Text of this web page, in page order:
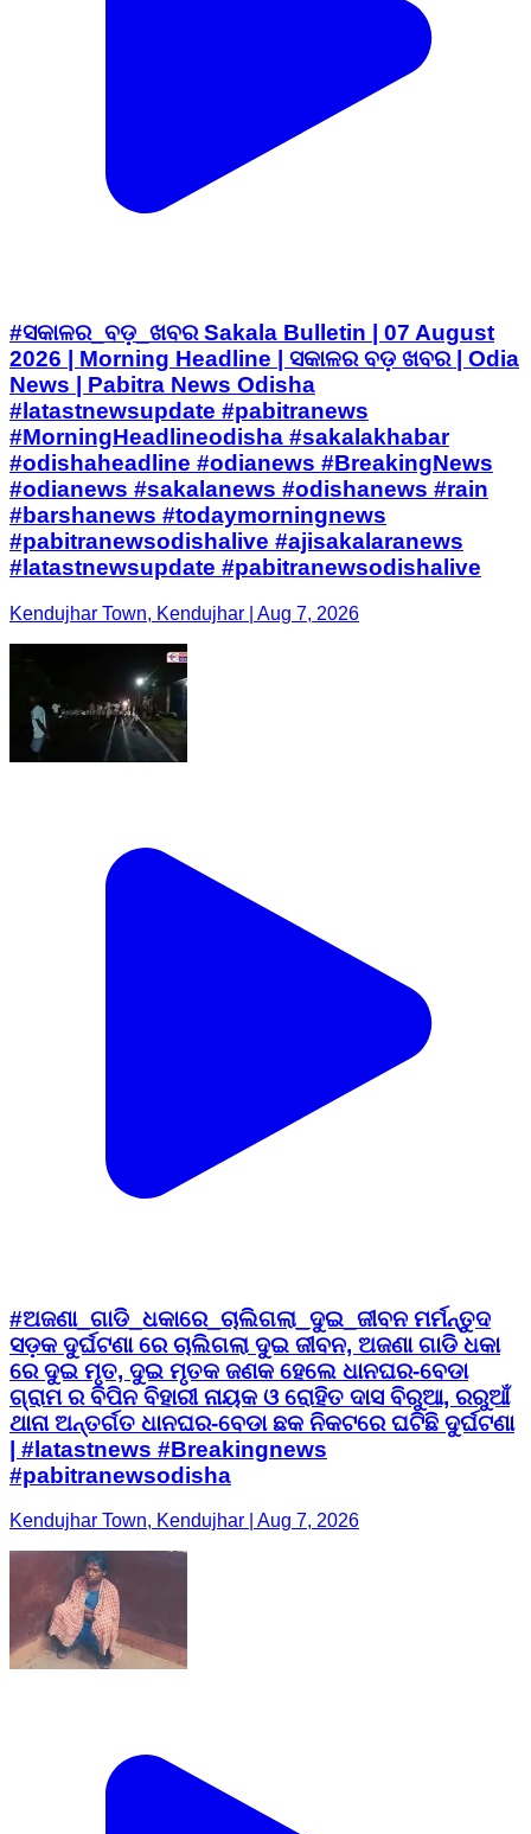
#ସକାଳର_ବଡ଼_ଖବର Sakala Bulletin | 07 August
2026 | Morning Headline | ସକାଳର ବଡ଼ ଖବର | Odia
News | Pabitra News Odisha
#latastnewsupdate #pabitranews
#MorningHeadlineodisha #sakalakhabar
#odishaheadline #odianews #BreakingNews
#odianews #sakalanews #odishanews #rain
#barshanews #todaymorningnews
#pabitranewsodishalive #ajisakalaranews
#latastnewsupdate #pabitranewsodishalive
Kendujhar Town, Kendujhar | Aug 7, 2026
#ଅଜଣା_ଗାଡି_ଧକାରେ_ଚାଲିଗଲା_ଦୁଇ_ଜୀବନ ମର୍ମନ୍ତୁଦ
ସଡ଼କ ଦୁର୍ଘଟଣା ରେ ଚାଲିଗଲା ଦୁଇ ଜୀବନ, ଅଜଣା ଗାଡି ଧକା
ରେ ଦୁଇ ମୃତ, ଦୁଇ ମୃତକ ଜଣକ ହେଲେ ଧାନଘର-ବେଡା
ଗ୍ରାମ ର ବିପିନ ବିହାରୀ ନାୟକ ଓ ରୋହିତ ଦାସ ବିରୁଆ, ରରୁଆଁ
ଥାନା ଅନ୍ତର୍ଗତ ଧାନଘର-ବେଡା ଛକ ନିକଟରେ ଘଟିଛି ଦୁର୍ଘଟଣା
| #latastnews #Breakingnews
#pabitranewsodisha
Kendujhar Town, Kendujhar | Aug 7, 2026